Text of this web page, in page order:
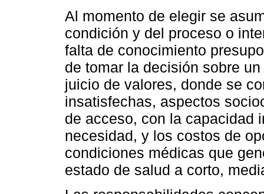
Al momento de elegir se
condición y del proceso o
falta de conocimiento
de tomar la decisión sobre
juicio de valores, donde se
insatisfechas, aspectos
de acceso, con la capacidad
necesidad, y los costos de
condiciones médicas que
estado de salud a corto,